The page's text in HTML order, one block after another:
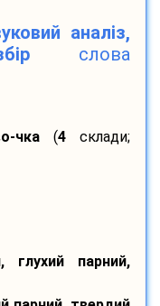
аналіз,
слова
чка (4 склади;
парний,